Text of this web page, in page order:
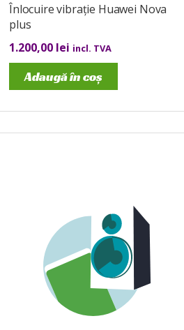
Înlocuire vibrație Huawei Nova
plus
1.200,00 lei incl. TVA
Adaugă în coș